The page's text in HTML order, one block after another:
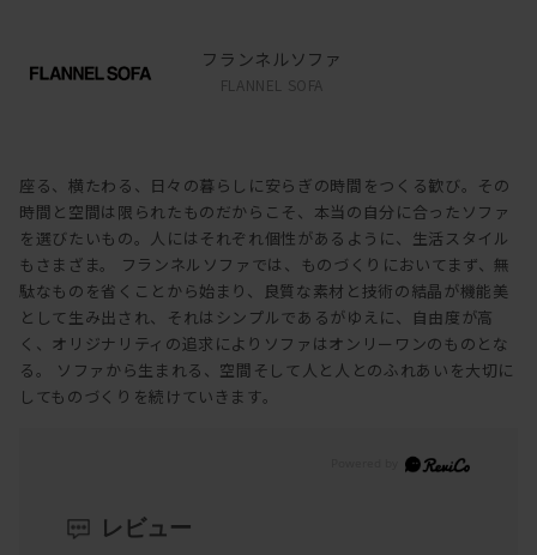
フランネルソファ
FLANNEL SOFA
座る、横たわる、日々の暮らしに安らぎの時間をつくる歓び。その
時間と空間は限られたものだからこそ、本当の自分に合ったソファ
を選びたいもの。人にはそれぞれ個性があるように、生活スタイル
もさまざま。 フランネルソファでは、ものづくりにおいてまず、無
駄なものを省くことから始まり、良質な素材と技術の結晶が機能美
として生み出され、それはシンプルであるがゆえに、自由度が高
く、オリジナリティの追求によりソファはオンリーワンのものとな
る。 ソファから生まれる、空間そして人と人とのふれあいを大切に
してものづくりを続けていきます。
レビュー